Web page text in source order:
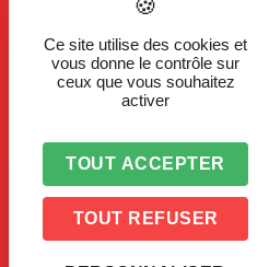
LA
D'UNE
Ce site utilise des cookies et
vous donne le contrôle sur
ceux que vous souhaitez
activer
TOUT ACCEPTER
TOUT REFUSER